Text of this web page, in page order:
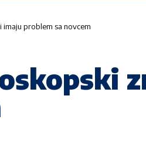
problem sa novcem